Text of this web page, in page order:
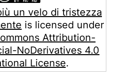
un velo di tristezza
is licensed under
Attribution-
NoDerivatives 4.0
License.